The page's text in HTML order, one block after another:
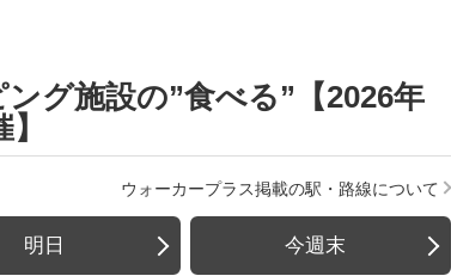
グ施設の”食べる”【2026年
ウォーカープラス掲載の駅・路線について
明日 今週末